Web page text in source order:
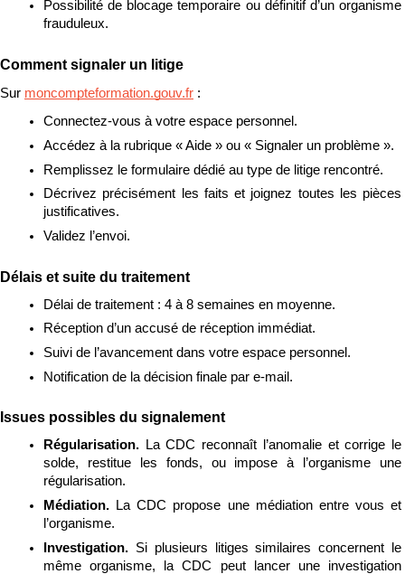
Possibilité de blocage temporaire ou définitif d’un organisme
frauduleux.
Comment signaler un litige
Sur moncompteformation.gouv.fr :
Connectez-vous à votre espace personnel.
Accédez à la rubrique « Aide » ou « Signaler un problème ».
Remplissez le formulaire dédié au type de litige rencontré.
Décrivez précisément les faits et joignez toutes les pièces
justificatives.
Validez l’envoi.
Délais et suite du traitement
Délai de traitement : 4 à 8 semaines en moyenne.
Réception d’un accusé de réception immédiat.
Suivi de l’avancement dans votre espace personnel.
Notification de la décision finale par e-mail.
Issues possibles du signalement
Régularisation.
La CDC reconnaît l’anomalie et corrige le
solde, restitue les fonds, ou impose à l’organisme une
régularisation.
Médiation.
La CDC propose une médiation entre vous et
l’organisme.
Investigation. Si plusieurs litiges similaires concernent le
même organisme, la CDC peut lancer une investigation